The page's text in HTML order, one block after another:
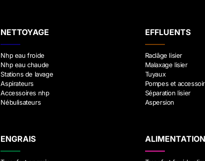
NETTOYAGE
Nhp eau froide
Nhp eau chaude
Stations de lavage
Aspirateurs
Accessoires nhp
Nébulisateurs
EFFLUENTS
Raclâge lisier
Malaxage lisier
Tuyaux
Pompes et
Séparation lisier
Aspersion
ENGRAIS ALIMENTATION